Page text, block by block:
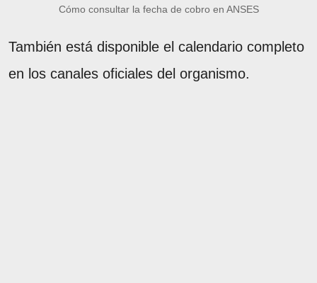
Cómo consultar la fecha de cobro en ANSES
También está disponible el calendario completo
en los canales oficiales del organismo.